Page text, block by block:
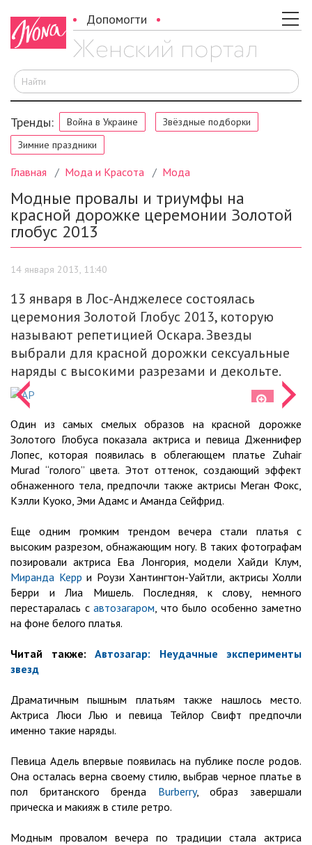
Допомогти
Тренды: Война в Украине
Звёздные подборки
Зимние праздники
Главная Мода и Красота Мода
Модные провалы и триумфы на
красной дорожке церемонии Золотой
глобус 2013
14 января 2013, 11:40
13 января в Лос-Анджелесе состоялась
церемония Золотой Глобус 2013, которую
называют репетицией Оскара. Звезды
выбрали для красной дорожки сексуальные
наряды с высокими разрезами и декольте.
Один из самых смелых образов на красной дорожке
Золотого Глобуса показала актриса и певица Дженнифер
Лопес, которая появилась в облегающем платье Zuhair
Murad “голого” цвета. Этот оттенок, создающий эффект
обнаженного тела, предпочли также актрисы Меган Фокс,
Кэлли Куоко, Эми Адамс и Аманда Сейфрид.
Еще одним громким трендом вечера стали платья с
высоким разрезом, обнажающим ногу. В таких фотографам
позировали актриса Ева Лонгория, модели Хайди Клум,
Миранда Керр и Роузи Хантингтон-Уайтли, актрисы Холли
Берри и Лиа Мишель. Последняя, к слову, немного
перестаралась с автозагаром, что было особенно заметно
на фоне белого платья.
Читай также: Автозагар: Неудачные эксперименты
звезд
Драматичным пышным платьям также нашлось место.
Актриса Люси Лью и певица Тейлор Свифт предпочли
именно такие наряды.
Певица Адель впервые появилась на публике после родов.
Она осталась верна своему стилю, выбрав черное платье в
пол британского бренда Burberry, образ завершали
прическа и макияж в стиле ретро.
Модным провалом вечера по традиции стала актриса